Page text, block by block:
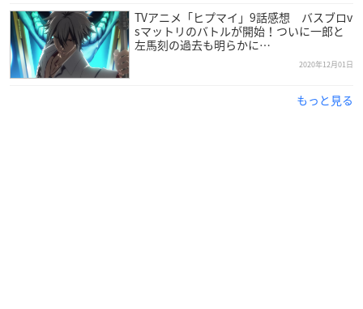
ぜひご覧ください👏🏻 #TBS #Nスタ #井上貴博#ホラン千秋
#梶裕貴さん#声優
— Ｎスタ 公式アカウント (@nst_tbs6)December 8, 2020
TVアニメ「ヒプマイ」9話感想 バスブロv
sマットリのバトルが開始！ついに一郎と
左馬刻の過去も明らかに…
2020年12月01日
もっと見る